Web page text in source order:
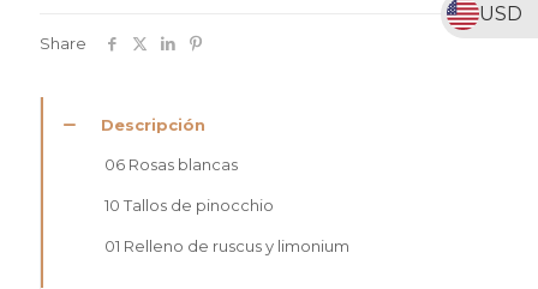
USD
Share
Descripción
06 Rosas blancas
10 Tallos de pinocchio
01 Relleno de ruscus y limonium